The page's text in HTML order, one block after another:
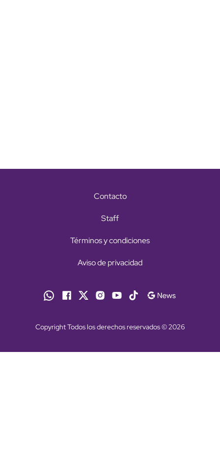
Contacto
Staff
Términos y condiciones
Aviso de privacidad
Copyright Todos los derechos reservados © 2026